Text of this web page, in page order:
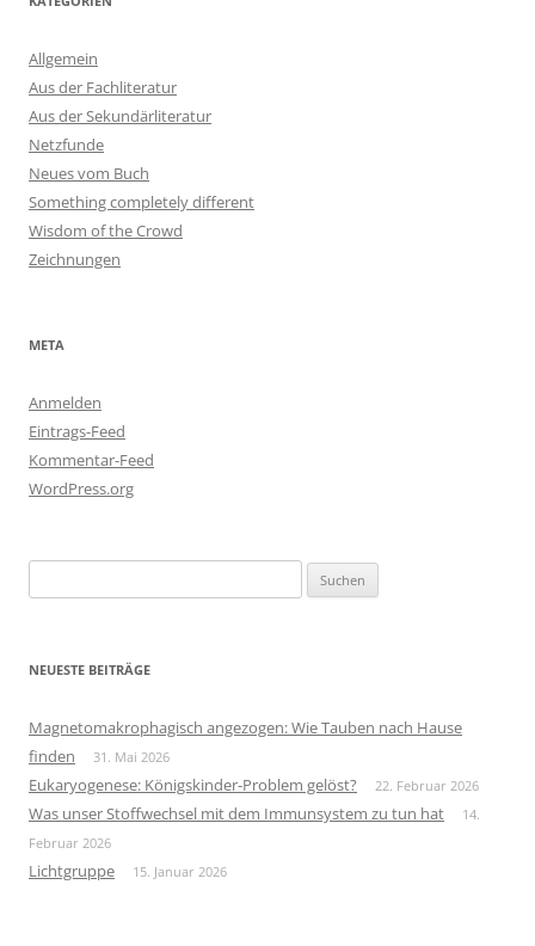
Allgemein
Aus der Fachliteratur
Aus der Sekundärliteratur
Netzfunde
Neues vom Buch
Something completely different
Wisdom of the Crowd
Zeichnungen
META
Anmelden
Eintrags-Feed
Kommentar-Feed
WordPress.org
nach:
NEUESTE BEITRÄGE
Magnetomakrophagisch angezogen: Wie Tauben nach Hause
finden
31. Mai 2026
Eukaryogenese: Königskinder-Problem gelöst? 22. Februar 2026
Was unser Stoffwechsel mit dem Immunsystem zu tun hat
14.
Februar 2026
Lichtgruppe 15. Januar 2026